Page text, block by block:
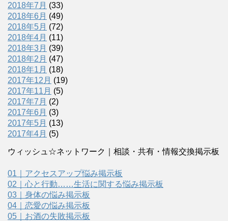
2018年7月 (33)
2018年6月 (49)
2018年5月 (72)
2018年4月 (11)
2018年3月 (39)
2018年2月 (47)
2018年1月 (18)
2017年12月 (19)
2017年11月 (5)
2017年7月 (2)
2017年6月 (3)
2017年5月 (13)
2017年4月 (5)
ウィッシュ☆ネットワーク｜相談・共有・情報交換掲示板
01｜アクセスアップ悩み掲示板
02｜心と行動……生活に関する悩み掲示板
03｜身体の悩み掲示板
04｜恋愛の悩み掲示板
05｜お酒の失敗掲示板